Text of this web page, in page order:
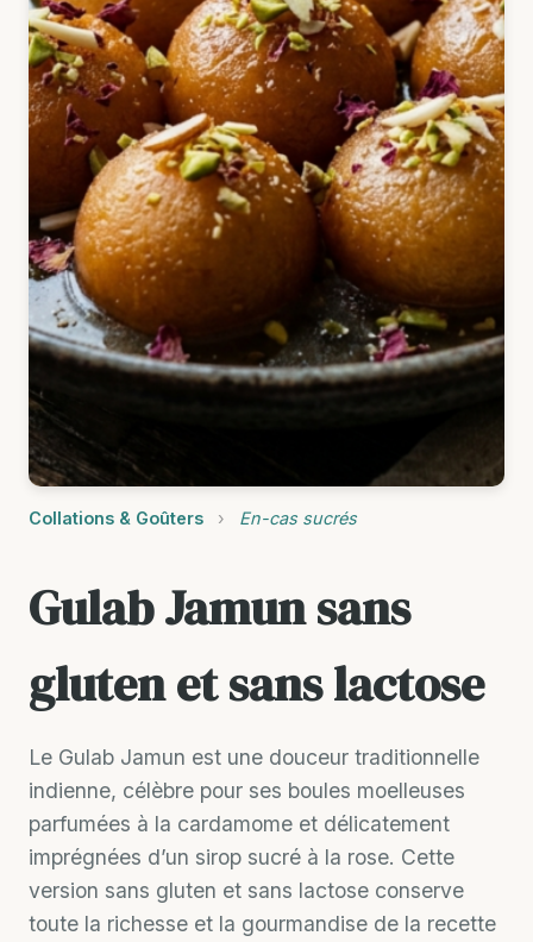
Collations & Goûters › En-cas sucrés
Gulab Jamun sans
gluten et sans lactose
Le Gulab Jamun est une douceur traditionnelle
indienne, célèbre pour ses boules moelleuses
parfumées à la cardamome et délicatement
imprégnées d’un sirop sucré à la rose. Cette
version sans gluten et sans lactose conserve
toute la richesse et la gourmandise de la recette